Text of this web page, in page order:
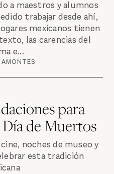
a maestros y alumnos
trabajar desde ahí,
mexicanos tienen
las carencias del
e...
para
de Muertos
noches de museo y
esta tradición